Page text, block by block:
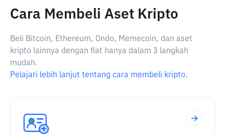
Cara Membeli Aset Kripto
Beli Bitcoin, Ethereum, Ondo, Memecoin, dan aset
kripto lainnya dengan fiat hanya dalam 3 langkah
mudah.
Pelajari lebih lanjut tentang cara membeli kripto.